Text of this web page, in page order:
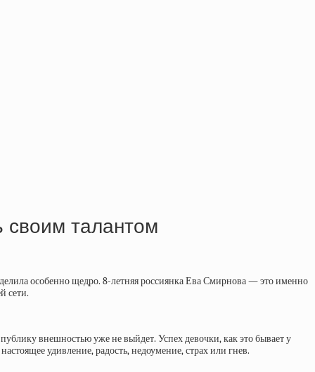
своим талантом
особенно щедро. 8-летняя россиянка Ева Смирнова — это именно
сети.
внешностью уже не выйдет. Успех девочки, как это бывает у
удивление, радость, недоумение, страх или гнев.